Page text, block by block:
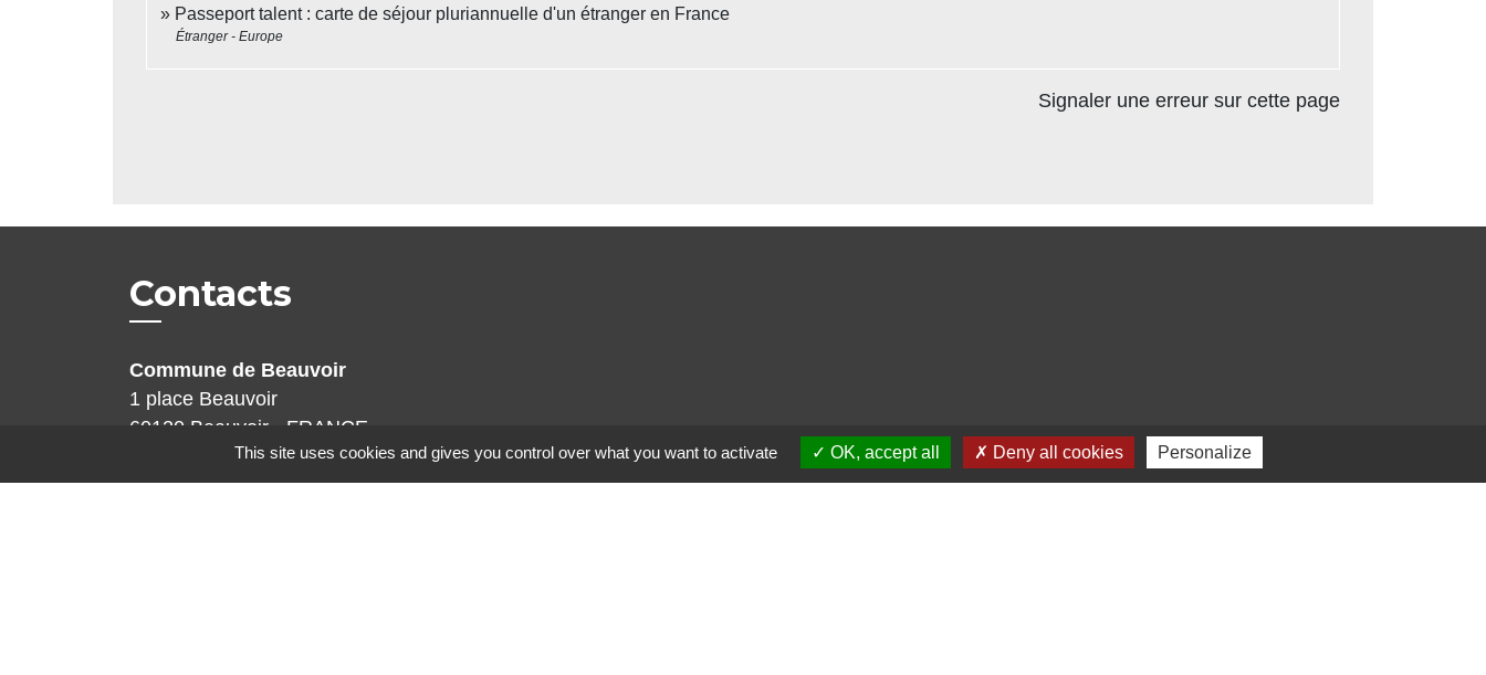
Passeport talent : carte de séjour pluriannuelle d'un étranger en France
Étranger - Europe
Signaler une erreur sur cette page
Contacts
Commune de Beauvoir
1 place Beauvoir
60120 Beauvoir - FRANCE
+33 3 44 80 12 82
Contact par formulaire
This site uses cookies and gives you control over what you want to activate OK, accept all Deny all cookies Personalize